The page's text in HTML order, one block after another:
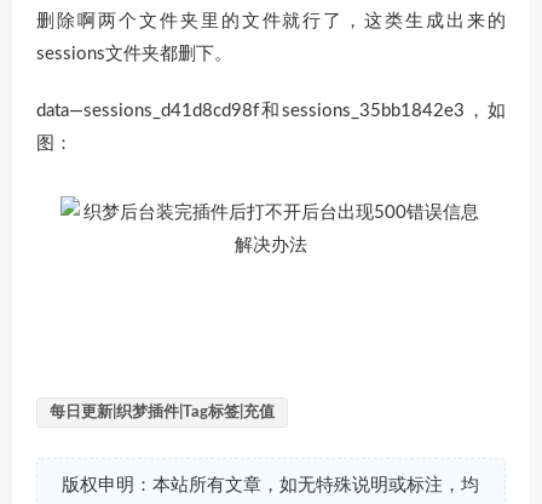
删除啊两个文件夹里的文件就行了，这类生成出来的
sessions文件夹都删下。
data—sessions_d41d8cd98f和sessions_35bb1842e3，如
图：
每日更新|织梦插件|Tag标签|充值
版权申明：本站所有文章，如无特殊说明或标注，均